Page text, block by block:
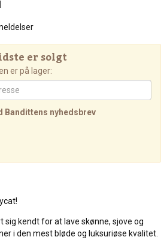
er solgt
er på lager:
Bandittens nyhedsbrev
sig kendt for at lave skønne, sjove og
i den mest bløde og luksuriøse kvalitet.